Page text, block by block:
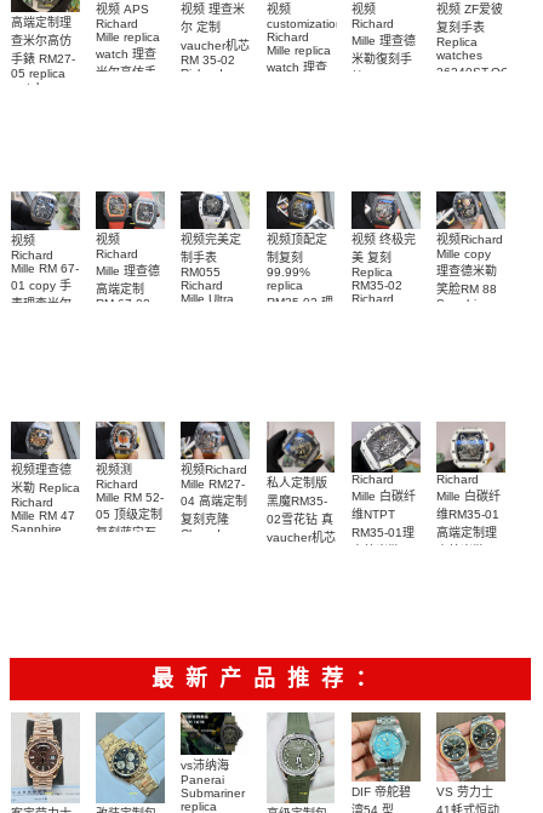
高端定制理
查米尔高仿
手錶 RM27-
05 replica
watch
视频 APS
Richard
Mille replica
watch 理查
米尔高仿手
视频 理查米
尔 定制
vaucher机芯
RM 35-02
Richard
视频
customization
Richard
Mille replica
watch 理查
视频
Richard
Mille 理查德
米勒復刻手
视频 ZF爱彼
复刻手表
Replica
watches
视频
Richard
Mille RM 67-
01 copy 手
表理查米尔
视频
Richard
Mille 理查德
高端定制
RM 67-02
视频完美定
制手表
RM055
Richard
Mille Ultra
视频顶配定
制复刻
99.99%
replica
RM35-02 理
视频 终极完
美 复刻
Replica
RM35-02
Richard
视频Richard
Mille copy
理查德米勒
笑脸RM 88
Sapphire
视频理查德
米勒 Replica
Richard
Mille RM 47
Sapphire
视频测
Richard
Mille RM 52-
05 顶级定制
复刻蓝宝石
视频Richard
Mille RM27-
04 高端定制
复刻克隆
Cloned
私人定制版
黑魔RM35-
02雪花钻 真
vaucher机芯
Richard
Mille 白碳纤
维NTPT
RM35-01理
Richard
Mille 白碳纤
维RM35-01
高端定制理
最新产品推荐：
vs沛纳海
Panerai
Submariner
replica
DIF 帝舵碧
湾54 型
VS 劳力士
41蚝式恒动